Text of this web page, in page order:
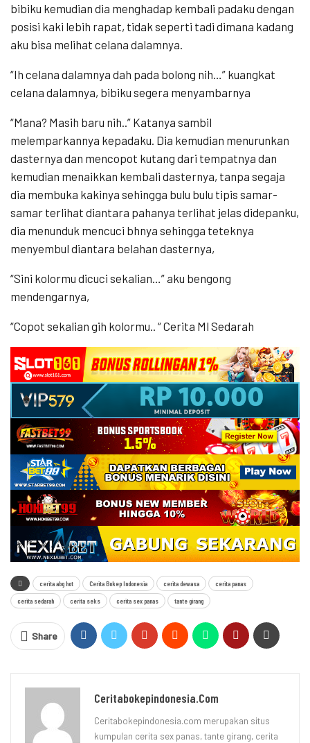
bibiku kemudian dia menghadap kembali padaku dengan
posisi kaki lebih rapat, tidak seperti tadi dimana kadang
aku bisa melihat celana dalamnya.
“Ih celana dalamnya dah pada bolong nih…” kuangkat
celana dalamnya, bibiku segera menyambarnya
“Mana? Masih baru nih..” Katanya sambil
melemparkannya kepadaku. Dia kemudian menurunkan
dasternya dan mencopot kutang dari tempatnya dan
kemudian menaikkan kembali dasternya, tanpa segaja
dia membuka kakinya sehingga bulu bulu tipis samar-
samar terlihat diantara pahanya terlihat jelas didepanku,
dia menunduk mencuci bhnya sehingga teteknya
menyembul diantara belahan dasternya,
“Sini kolormu dicuci sekalian…” aku bengong
mendengarnya,
“Copot sekalian gih kolormu.. “ Cerita Ml Sedarah
cerita abg hot Cerita Bokep Indonesia cerita dewasa cerita panas
cerita sedarah cerita seks cerita sex panas tante girang
Share
Ceritabokepindonesia.com
Ceritabokepindonesia.com merupakan situs
kumpulan cerita sex panas, tante girang, cerita